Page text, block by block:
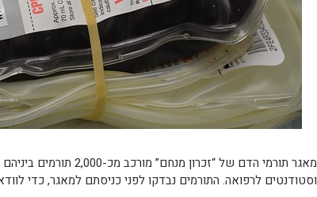
וסטודנטים לרפואה. התורמים נבדקו לפני כניסתם למאגר, כדי